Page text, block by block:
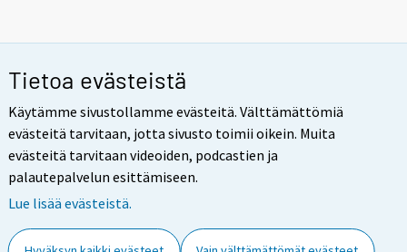
Tietoa evästeistä
Käytämme sivustollamme evästeitä. Välttämättömiä
evästeitä tarvitaan, jotta sivusto toimii oikein. Muita
evästeitä tarvitaan videoiden, podcastien ja
palautepalvelun esittämiseen.
Lue lisää evästeistä.